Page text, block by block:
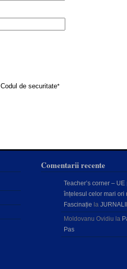
Codul de securitate*
Comentarii recente
Teacher’s corner – UE
înțelesul celor mari ori
Fascinație la
Moldovanu Ovidiu la
Pas